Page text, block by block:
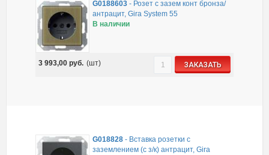
G0188603- Розет с зазем конт бронза/
антрацит, Gira System 55
В наличии
3 993,00 руб. (шт) ЗАКАЗАТЬ
G018828- Вставка розетки с
заземлением (с з/к) антрацит, Gira